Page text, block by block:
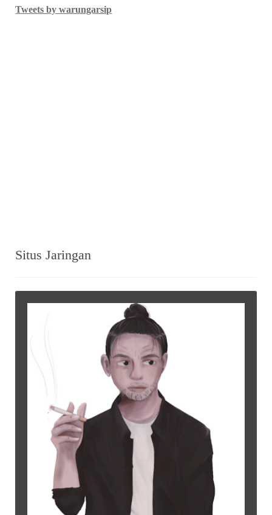
Tweets by warungarsip
Situs Jaringan